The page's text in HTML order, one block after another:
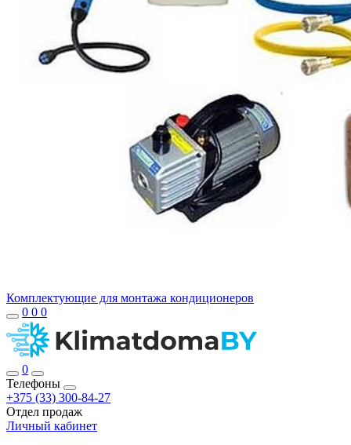
Комплектующие для монтажа кондиционеров
0 0 0
0
Телефоны
+375 (33) 300-84-27
Отдел продаж
Личный кабинет